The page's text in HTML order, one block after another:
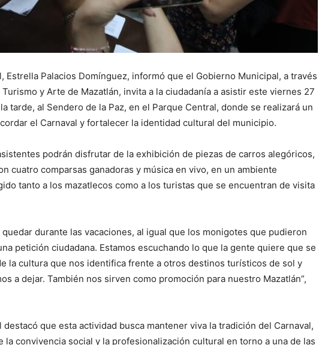
Estrella Palacios Domínguez, informó que el Gobierno Municipal, a través
y Arte de Mazatlán, invita a la ciudadanía a asistir este viernes 27
tarde, al Sendero de la Paz, en el Parque Central, donde se realizará un
el Carnaval y fortalecer la identidad cultural del municipio.
podrán disfrutar de la exhibición de piezas de carros alegóricos,
cuatro comparsas ganadoras y música en vivo, en un ambiente
tanto a los mazatlecos como a los turistas que se encuentran de visita
quedar durante las vacaciones, al igual que los monigotes que pudieron
petición ciudadana. Estamos escuchando lo que la gente quiere que se
la cultura que nos identifica frente a otros destinos turísticos de sol y
a dejar. También nos sirven como promoción para nuestro Mazatlán”,
destacó que esta actividad busca mantener viva la tradición del Carnaval,
la convivencia social y la profesionalización cultural en torno a una de las